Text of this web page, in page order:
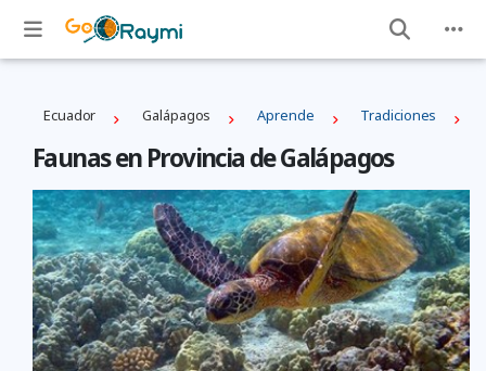
Ecuador Galápagos Aprende Tradiciones
Faunas en Provincia de Galápagos